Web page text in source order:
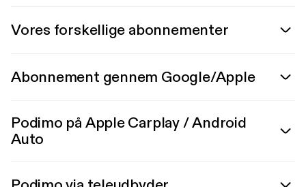
Vores forskellige abonnementer
Abonnement gennem Google/Apple
Podimo på Apple Carplay / Android
Auto